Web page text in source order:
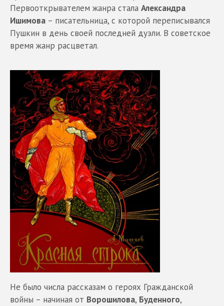
Первооткрывателем жанра стала Александра
Ишимова – писательница, с которой переписывался
Пушкин в день своей последней дуэли. В советское
время жанр расцветал.
Не было числа рассказам о героях Гражданской
войны – начиная от Ворошилова, Буденного,